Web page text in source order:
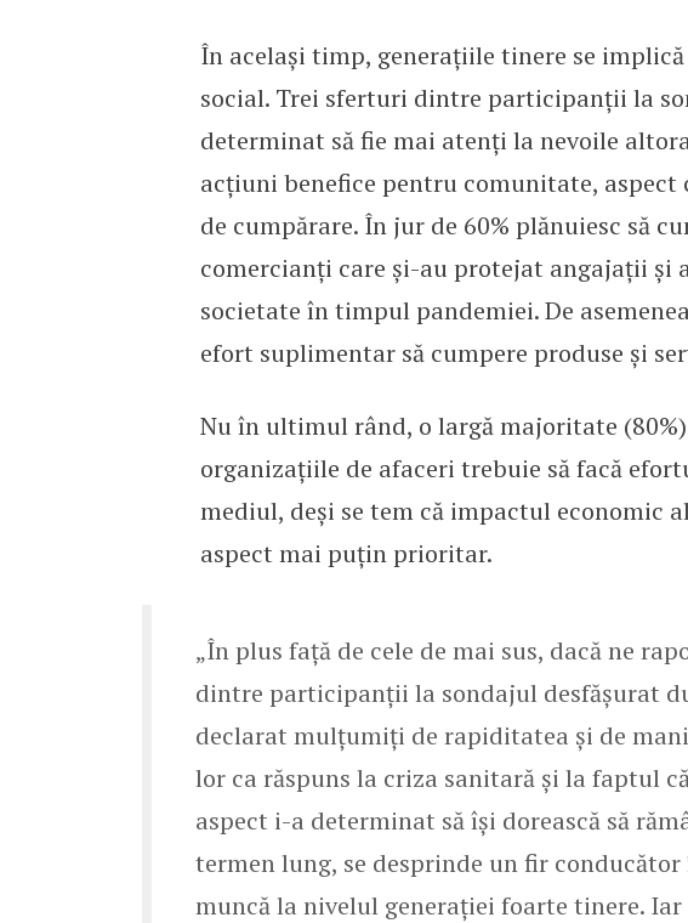
În același timp, generațiile tinere se
social. Trei sferturi dintre participanții la
determinat să fie mai atenți la nevoile
acțiuni benefice pentru comunitate,
de cumpărare. În jur de 60% plănuiesc să
comercianți care și-au protejat angajații și
societate în timpul pandemiei. De
efort suplimentar să cumpere produse și
Nu în ultimul rând, o largă majoritate
organizațiile de afaceri trebuie să facă
mediul, deși se tem că impactul economic
aspect mai puțin prioritar.
„În plus față de cele de mai sus, dacă ne
dintre participanții la sondajul desfășurat
declarat mulțumiți de rapiditatea și de
lor ca răspuns la criza sanitară și la faptul
aspect i-a determinat să își dorească să
termen lung, se desprinde un fir
muncă la nivelul generației foarte tinere.